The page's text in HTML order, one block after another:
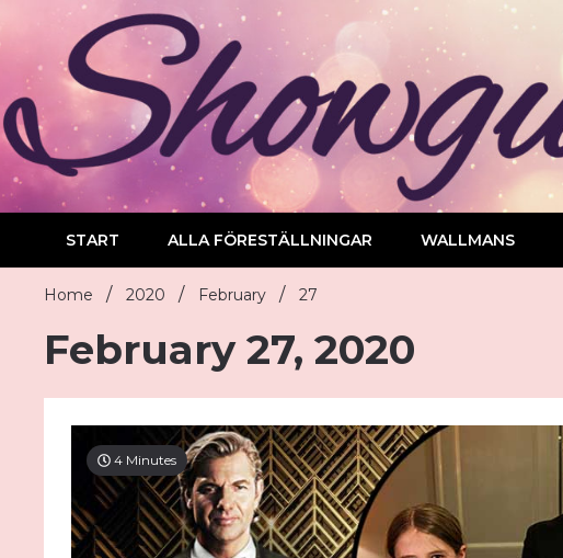
START ALLA FÖRESTÄLLNINGAR WALLMANS
Home 2020 February 27
February 27, 2020
4 Minutes